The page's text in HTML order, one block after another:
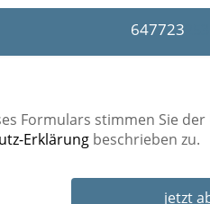
647723
Formulars stimmen Sie
Erklärung beschrieben zu.